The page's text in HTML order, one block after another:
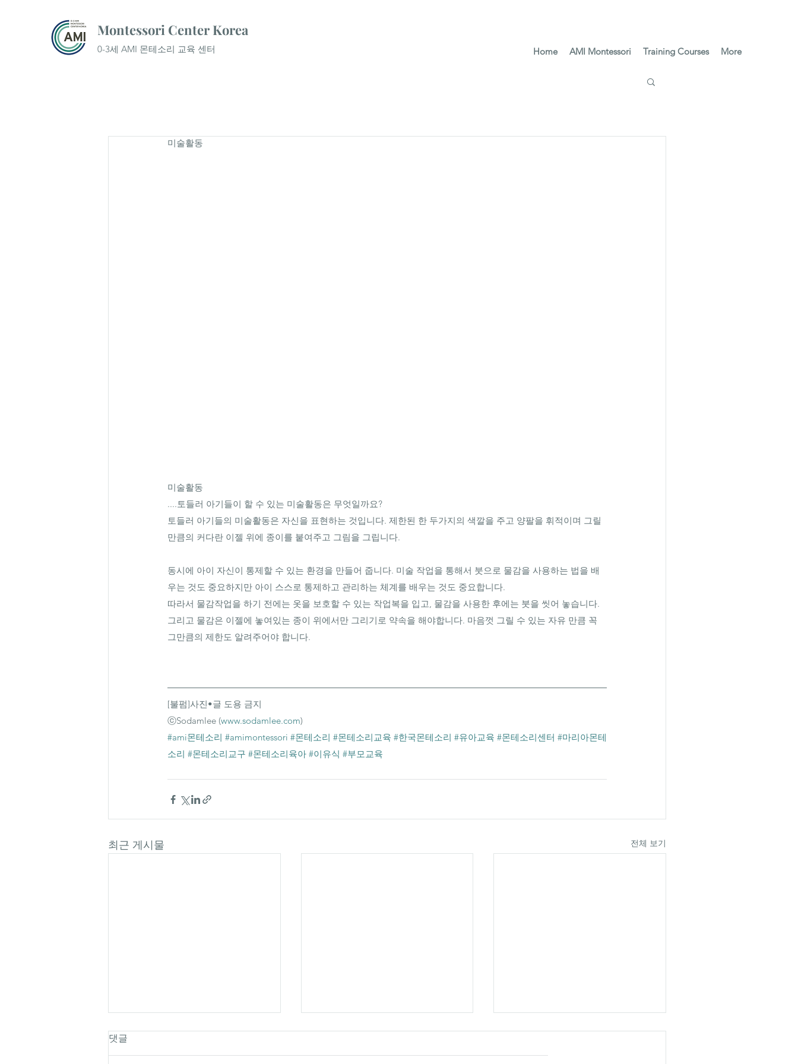
Montessori Center Korea
0-3세 AMI 몬테소리 교육 센터 Home AMI Montessori Training Courses More
미술활동
미술활동
....토들러 아기들이 할 수 있는 미술활동은 무엇일까요?
토들러 아기들의 미술활동은 자신을 표현하는 것입니다. 제한된 한 두가지의 색깔을 주고 양팔을 휘적이며 그릴
만큼의 커다란 이젤 위에 종이를 붙여주고 그림을 그립니다.
동시에 아이 자신이 통제할 수 있는 환경을 만들어 줍니다. 미술 작업을 통해서 붓으로 물감을 사용하는 법을 배
우는 것도 중요하지만 아이 스스로 통제하고 관리하는 체계를 배우는 것도 중요합니다.
따라서 물감작업을 하기 전에는 옷을 보호할 수 있는 작업복을 입고, 물감을 사용한 후에는 붓을 씻어 놓습니다.
그리고 물감은 이젤에 놓여있는 종이 위에서만 그리기로 약속을 해야합니다. 마음껏 그릴 수 있는 자유 만큼 꼭
그만큼의 제한도 알려주어야 합니다.⠀⠀⠀⠀⠀
[불펌]사진•글 도용 금지
ⓒSodamlee (www.sodamlee.com)
#ami몬테소리 #amimontessori #몬테소리 #몬테소리교육 #한국몬테소리 #유아교육 #몬테소리센터 #마리아몬테
소리 #몬테소리교구 #몬테소리육아 #이유식 #부모교육
최근 게시물 전체 보기
댓글